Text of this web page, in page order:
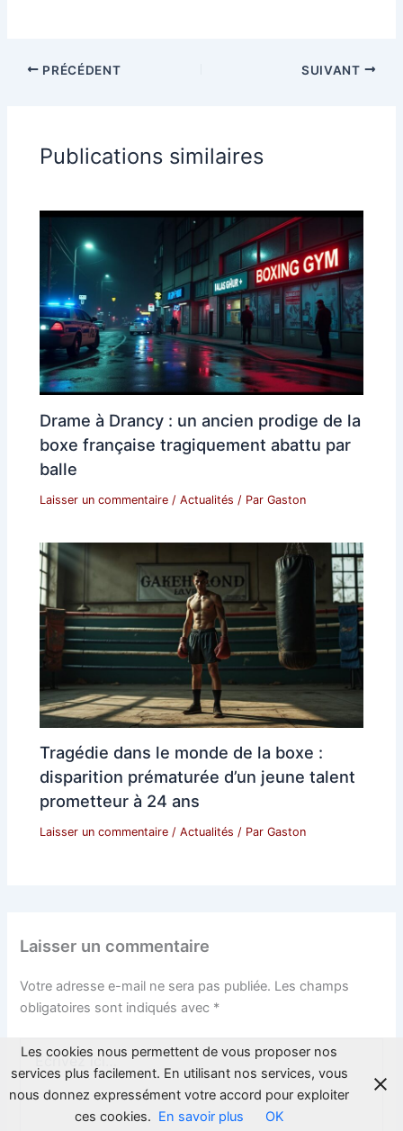
PRÉCÉDENT SUIVANT
Publications similaires
Drame à Drancy : un ancien prodige de la
boxe française tragiquement abattu par
balle
Laisser un commentaire /Actualités / ParGaston
Tragédie dans le monde de la boxe :
disparition prématurée d’un jeune talent
prometteur à 24 ans
Laisser un commentaire /Actualités / ParGaston
Laisser un commentaire
Votre adresse e-mail ne sera pas publiée. Les champs
obligatoires sont indiqués avec *
Écrivez
Les cookies nous permettent de vous proposer nos
services plus facilement. En utilisant nos services, vous
nous donnez expressément votre accord pour exploiter
ces cookies. En savoir plus OK